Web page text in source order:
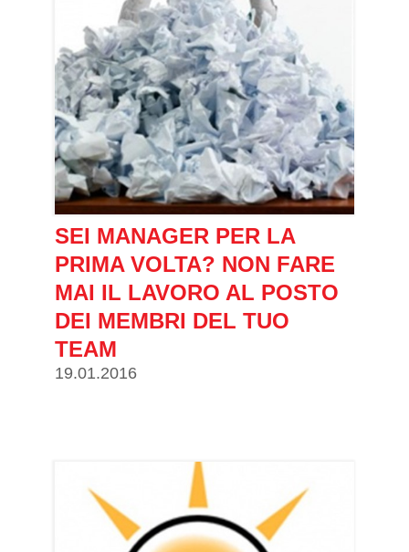
SEI MANAGER PER LA
PRIMA VOLTA? NON FARE
MAI IL LAVORO AL POSTO
DEI MEMBRI DEL TUO
TEAM
19.01.2016